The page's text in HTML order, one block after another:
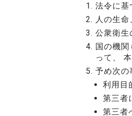
法令に基
人の生
公衆衛生
国の機
って、
予め次の
利用目
第三者
第三者